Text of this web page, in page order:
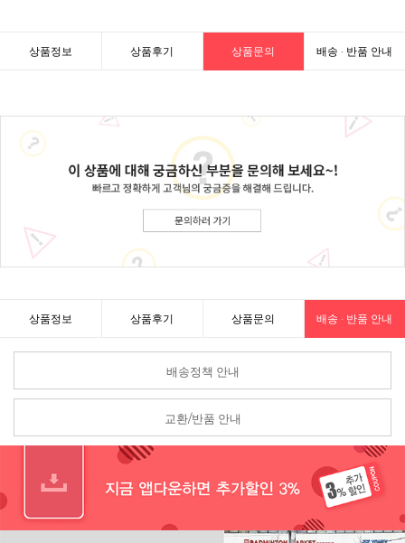
상품정보 상품후기 상품문의 배송 · 반품 안내
상품정보 상품후기 상품문의 배송 · 반품 안내
배송정책 안내
교환/반품 안내